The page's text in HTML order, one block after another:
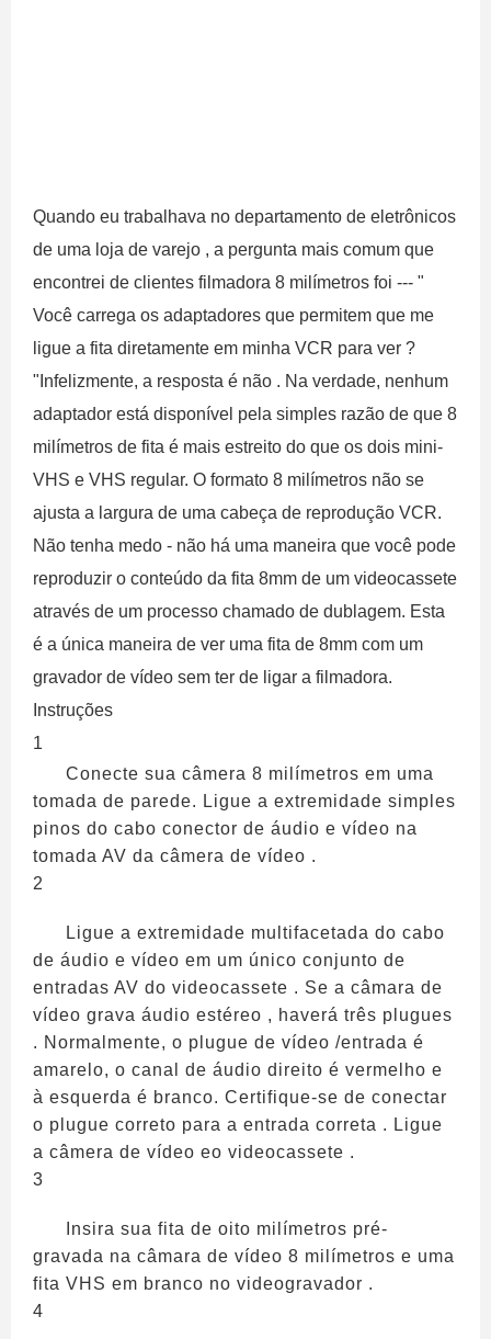
Quando eu trabalhava no departamento de eletrônicos
de uma loja de varejo , a pergunta mais comum que
encontrei de clientes filmadora 8 milímetros foi --- "
Você carrega os adaptadores que permitem que me
ligue a fita diretamente em minha VCR para ver ?
"Infelizmente, a resposta é não . Na verdade, nenhum
adaptador está disponível pela simples razão de que 8
milímetros de fita é mais estreito do que os dois mini-
VHS e VHS regular. O formato 8 milímetros não se
ajusta a largura de uma cabeça de reprodução VCR.
Não tenha medo - não há uma maneira que você pode
reproduzir o conteúdo da fita 8mm de um videocassete
através de um processo chamado de dublagem. Esta
é a única maneira de ver uma fita de 8mm com um
gravador de vídeo sem ter de ligar a filmadora.
Instruções
1
Conecte sua câmera 8 milímetros em uma
tomada de parede. Ligue a extremidade simples
pinos do cabo conector de áudio e vídeo na
tomada AV da câmera de vídeo .
2
Ligue a extremidade multifacetada do cabo
de áudio e vídeo em um único conjunto de
entradas AV do videocassete . Se a câmara de
vídeo grava áudio estéreo , haverá três plugues
. Normalmente, o plugue de vídeo /entrada é
amarelo, o canal de áudio direito é vermelho e
à esquerda é branco. Certifique-se de conectar
o plugue correto para a entrada correta . Ligue
a câmera de vídeo eo videocassete .
3
Insira sua fita de oito milímetros pré-
gravada na câmara de vídeo 8 milímetros e uma
fita VHS em branco no videogravador .
4